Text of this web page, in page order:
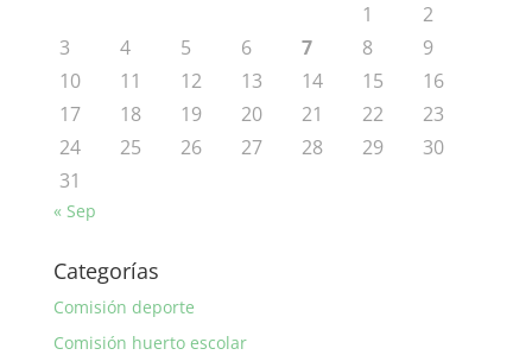
1
2
3
4 5 6 7 8
9
10
11 12 13 14 15
16
17
18 19 20 21 22
23
24
25 26 27 28 29
30
31
« Sep
Categorías
Comisión deporte
Comisión huerto escolar